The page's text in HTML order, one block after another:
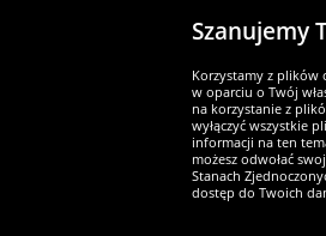
Partnerzy i
Widerruf
Szanujemy
Korzystamy z plików
w oparciu o Twój
na korzystanie z
wyłączyć wszystkie
informacji na ten
możesz odwołać
Stanach
dostęp do Twoich